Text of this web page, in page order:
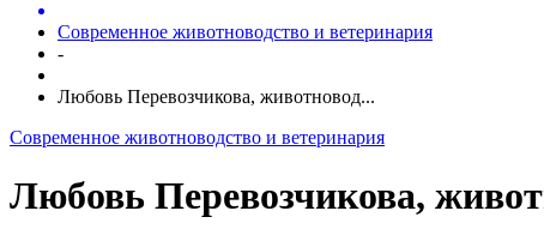
Современное животноводство и ветеринария
-
Любовь Перевозчикова, животновод...
Современное животноводство и ветеринария
Любовь Перевозчикова,